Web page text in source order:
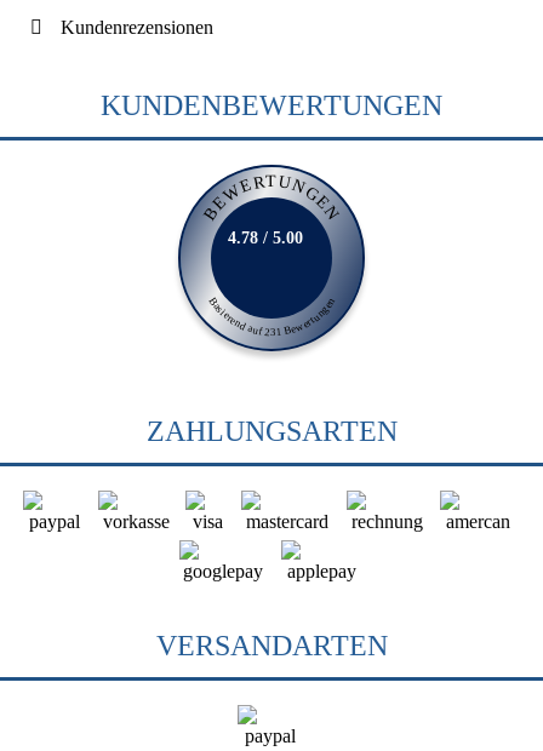
Kundenrezensionen
KUNDENBEWERTUNGEN
BEWERTUNGEN
Basierend auf 231 Bewertungen
4.78 / 5.00
ZAHLUNGSARTEN
VERSANDARTEN